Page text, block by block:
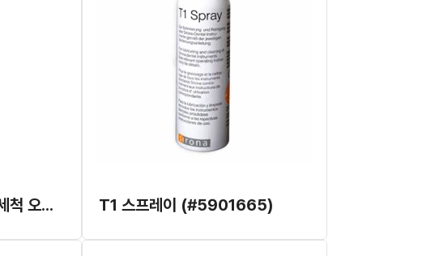
S-LUBE 무독성 윤활, 세척 오일 리필용 T1 스프레이 (#5901665)